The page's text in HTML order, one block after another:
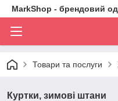
MarkShop - брендовий
Товари та послуги
Куртки, зимові штани